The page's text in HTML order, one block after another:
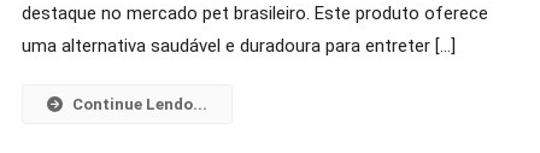
Pet
destaque no mercado pet brasileiro. Este produto oferece
uma alternativa saudável e duradoura para entreter […]
Continue Lendo...